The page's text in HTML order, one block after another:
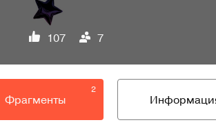
107 7
2
Фрагменты